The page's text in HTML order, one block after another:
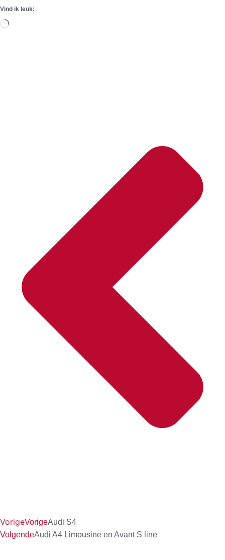
Vind ik leuk:
Aan
VorigeVorigeAudi S4
VolgendeAudi A4 Limousine en Avant S line